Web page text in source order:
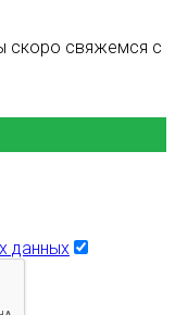
скоро свяжемся с
данных